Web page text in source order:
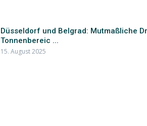
Düsseldorf und Belgrad: Mutmaßliche
Tonnenbereic ...
15. August 2025